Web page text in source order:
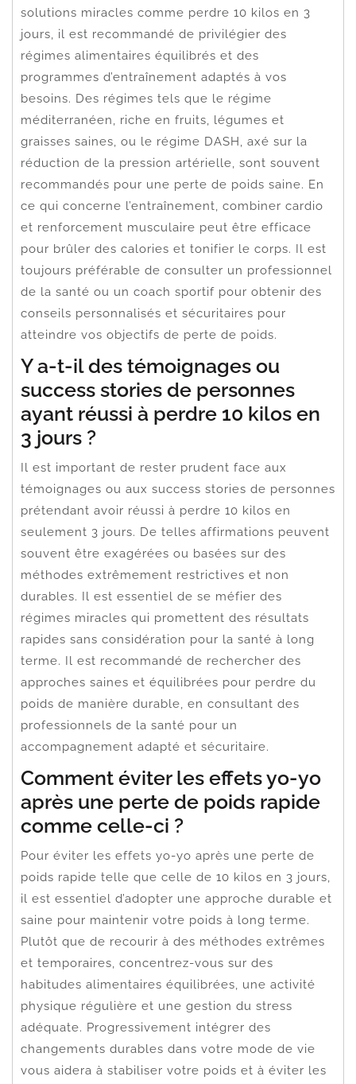
solutions miracles comme perdre 10 kilos en 3
jours, il est recommandé de privilégier des
régimes alimentaires équilibrés et des
programmes d’entraînement adaptés à vos
besoins. Des régimes tels que le régime
méditerranéen, riche en fruits, légumes et
graisses saines, ou le régime DASH, axé sur la
réduction de la pression artérielle, sont souvent
recommandés pour une perte de poids saine. En
ce qui concerne l’entraînement, combiner cardio
et renforcement musculaire peut être efficace
pour brûler des calories et tonifier le corps. Il est
toujours préférable de consulter un professionnel
de la santé ou un coach sportif pour obtenir des
conseils personnalisés et sécuritaires pour
atteindre vos objectifs de perte de poids.
Y a-t-il des témoignages ou
success stories de personnes
ayant réussi à perdre 10 kilos en
3 jours ?
Il est important de rester prudent face aux
témoignages ou aux success stories de personnes
prétendant avoir réussi à perdre 10 kilos en
seulement 3 jours. De telles affirmations peuvent
souvent être exagérées ou basées sur des
méthodes extrêmement restrictives et non
durables. Il est essentiel de se méfier des
régimes miracles qui promettent des résultats
rapides sans considération pour la santé à long
terme. Il est recommandé de rechercher des
approches saines et équilibrées pour perdre du
poids de manière durable, en consultant des
professionnels de la santé pour un
accompagnement adapté et sécuritaire.
Comment éviter les effets yo-yo
après une perte de poids rapide
comme celle-ci ?
Pour éviter les effets yo-yo après une perte de
poids rapide telle que celle de 10 kilos en 3 jours,
il est essentiel d’adopter une approche durable et
saine pour maintenir votre poids à long terme.
Plutôt que de recourir à des méthodes extrêmes
et temporaires, concentrez-vous sur des
habitudes alimentaires équilibrées, une activité
physique régulière et une gestion du stress
adéquate. Progressivement intégrer des
changements durables dans votre mode de vie
vous aidera à stabiliser votre poids et à éviter les